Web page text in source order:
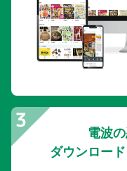
電波
ダウンロー